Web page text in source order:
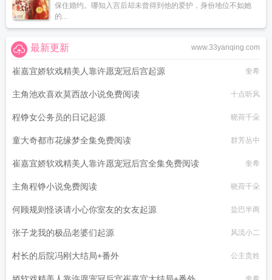
保住婚约。哪知入宫后却未曾得到他的爱护，身份地位不如她
的...
www.33yanqing.com
最新更新
崔嘉宜娇软戏精美人靠许愿宠冠后宫起源 奎希
主角池欢喜欢莫西故小说免费阅读 十点听风
程铮女公务员的日记起源 晓荷千朵
童大奇都市花缘梦全集免费阅读 群芳丛中
崔嘉宜娇软戏精美人靠许愿宠冠后宫全集免费阅读 奎希
主角程铮小说免费阅读 晓荷千朵
何顾规则怪谈请小心你室友的女友起源 盐巴半两
张子龙我的极品老婆们起源 风流小二
村长的后院冯刚大结局+番外 公主贵姓